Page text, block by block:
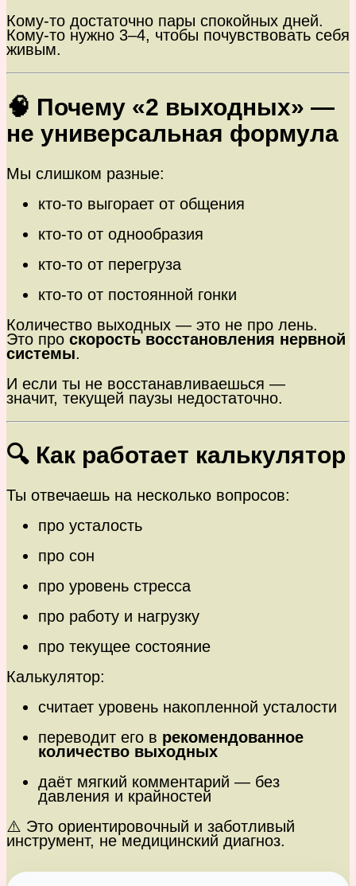
Кому-то достаточно пары спокойных дней.
Кому-то нужно 3–4, чтобы почувствовать себя
живым.
🧠 Почему «2 выходных» —
не универсальная формула
Мы слишком разные:
кто-то выгорает от общения
кто-то от однообразия
кто-то от перегруза
кто-то от постоянной гонки
Количество выходных — это не про лень.
Это про скорость восстановления нервной
системы.
И если ты не восстанавливаешься —
значит, текущей паузы недостаточно.
🔍 Как работает калькулятор
Ты отвечаешь на несколько вопросов:
про усталость
про сон
про уровень стресса
про работу и нагрузку
про текущее состояние
Калькулятор:
считает уровень накопленной усталости
переводит его в рекомендованное
количество выходных
даёт мягкий комментарий — без
давления и крайностей
⚠️ Это ориентировочный и заботливый
инструмент, не медицинский диагноз.